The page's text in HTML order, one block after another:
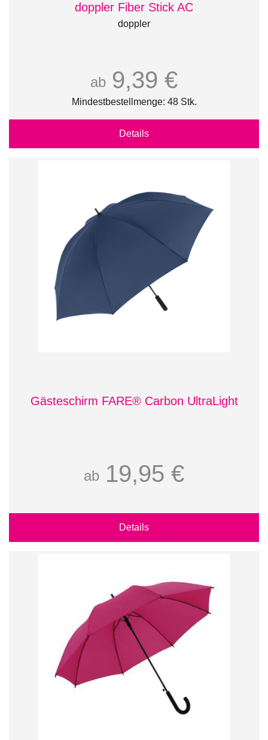
doppler Fiber Stick AC
doppler
ab 9,39 €
Mindestbestellmenge: 48 Stk.
Details
Gästeschirm FARE® Carbon UltraLight
ab 19,95 €
Details